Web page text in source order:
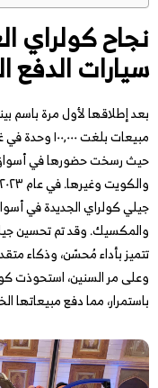
نجاح كولراي
سيارات الدفع
حيث رسخت حضورها في أسواق
جيلي كولراي الجديدة في
والمكسيك. وقد تم تحسين
تتميز بأداء مُحسّن، وذكاء
وعلى مر السنين، استحوذت
باستمرار، مما دفع مبيعاتها